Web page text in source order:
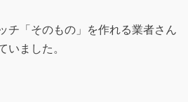
チ「そのもの」を作れる業者さん
いました。